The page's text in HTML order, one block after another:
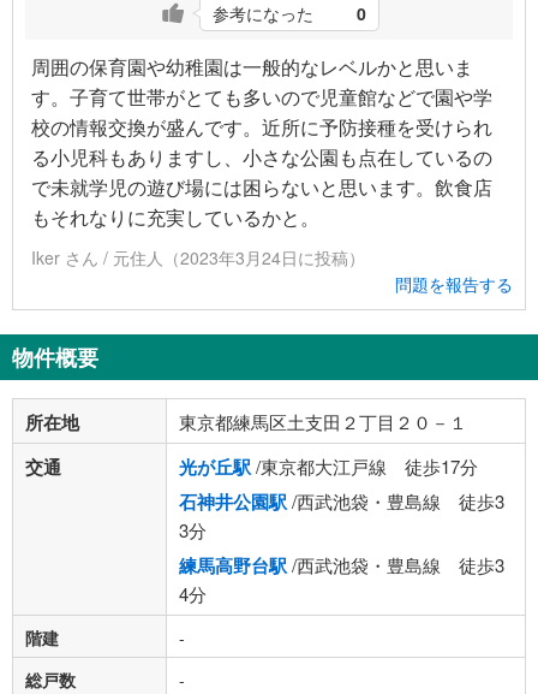
参考になった 0
周囲の保育園や幼稚園は一般的なレベルかと思いま
す。子育て世帯がとても多いので児童館などで園や学
校の情報交換が盛んです。近所に予防接種を受けられ
る小児科もありますし、小さな公園も点在しているの
で未就学児の遊び場には困らないと思います。飲食店
もそれなりに充実しているかと。
Iker さん / 元住人（2023年3月24日に投稿）
問題を報告する
物件概要
所在地 東京都練馬区土支田２丁目２０－１
交通 光が丘駅/東京都大江戸線 徒歩17分
石神井公園駅/西武池袋・豊島線 徒歩3
3分
練馬高野台駅/西武池袋・豊島線 徒歩3
4分
階建
-
総戸数
-